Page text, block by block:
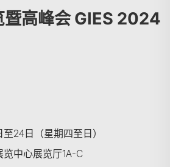
暨高峰会 GIES 2024
24日（星期四至日）
中心展览厅1A-C